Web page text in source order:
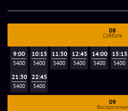
300р - 10 мин"
08
Суббота
9:00
5400
10:15
5400
11:30
5400
12:45
5400
14:00
5400
15:15
5400
21:30
5400
22:45
5400
09
Воскресенье